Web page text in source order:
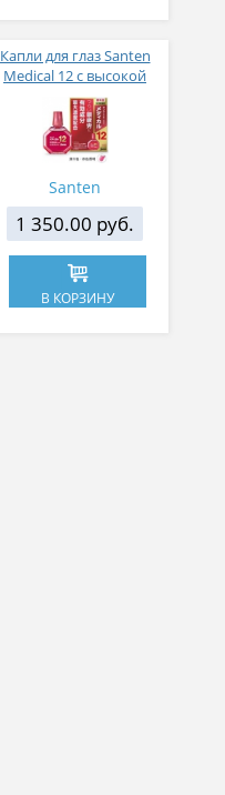
Капли для глаз Santen
Medical 12 с высокой
концентрацией
активных компонентов
12 мл
Santen
1 350.00 руб.
В КОРЗИНУ